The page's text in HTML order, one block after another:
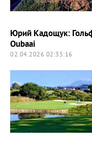
Юрий Кадощук:
Oubaai
02.04.2026 02:35:16